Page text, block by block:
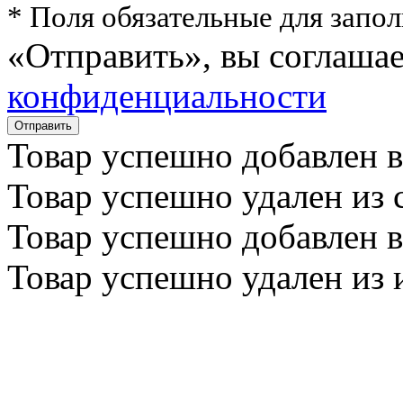
* Поля обязательные для
«Отправить», вы
конфиденциальности
Товар успешно добавлен
Товар успешно удален из
Товар успешно добавлен
Товар успешно удален из